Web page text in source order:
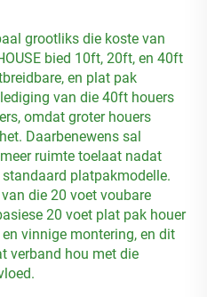
grootliks die koste van
bied 10ft, 20ft, en 40ft
en plat pak
van die 40ft houers
omdat groter houers
Daarbenewens sal
ruimte toelaat nadat
platpakmodelle.
die 20 voet voubare
20 voet plat pak houer
vinnige montering, en dit
verband hou met die